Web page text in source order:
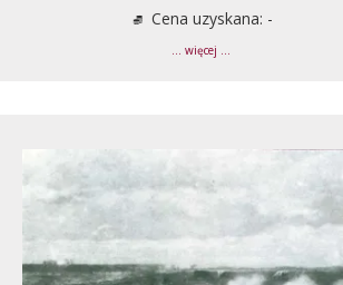
Cena uzyskana: -
... więcej ...